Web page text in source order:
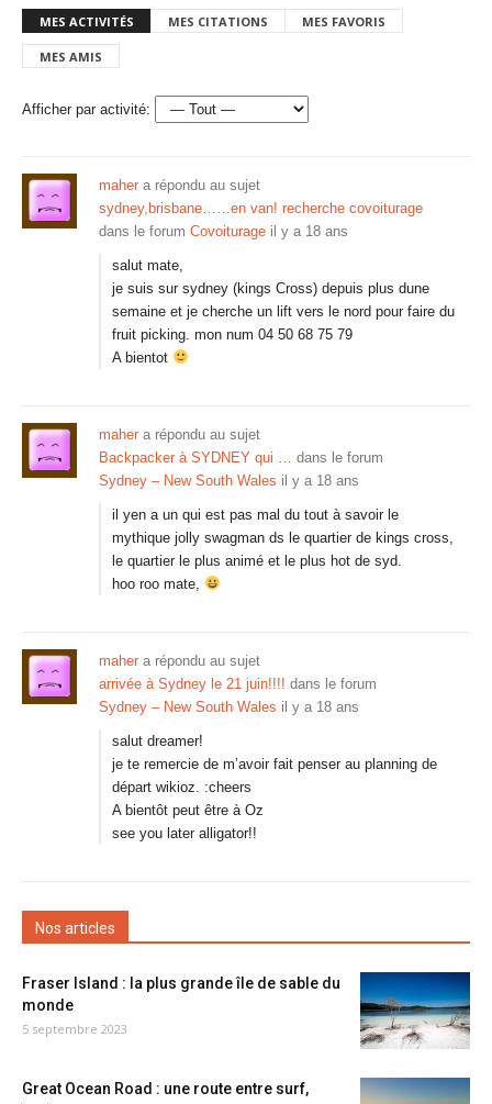
MES ACTIVITÉS MES CITATIONS MES FAVORIS
MES AMIS
Afficher par activité:
maher a répondu au sujet
sydney,brisbane……en van! recherche covoiturage
dans le forum Covoiturage il y a 18 ans
salut mate,
je suis sur sydney (kings Cross) depuis plus dune
semaine et je cherche un lift vers le nord pour faire du
fruit picking. mon num 04 50 68 75 79
A bientot
maher a répondu au sujet
Backpacker à SYDNEY qui … dans le forum
Sydney – New South Wales il y a 18 ans
il yen a un qui est pas mal du tout à savoir le
mythique jolly swagman ds le quartier de kings cross,
le quartier le plus animé et le plus hot de syd.
hoo roo mate,
maher a répondu au sujet
arrivée à Sydney le 21 juin!!!! dans le forum
Sydney – New South Wales il y a 18 ans
salut dreamer!
je te remercie de m’avoir fait penser au planning de
départ wikioz. :cheers
A bientôt peut être à Oz
see you later alligator!!
Nos articles
Fraser Island : la plus grande île de sable du
monde
5 septembre 2023
Great Ocean Road : une route entre surf,